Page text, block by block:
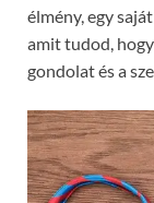
élmény, egy
amit tudod,
gondolat és a